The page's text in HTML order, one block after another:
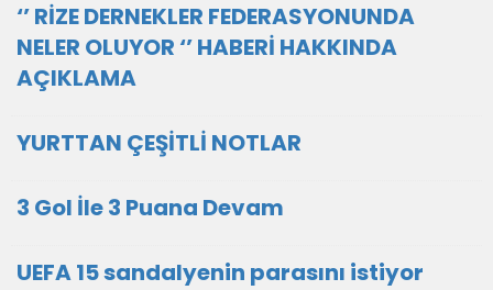
‘’ RİZE DERNEKLER FEDERASYONUNDA
NELER OLUYOR ‘’ HABERİ HAKKINDA
AÇIKLAMA
YURTTAN ÇEŞİTLİ NOTLAR
3 Gol İle 3 Puana Devam
UEFA 15 sandalyenin parasını istiyor